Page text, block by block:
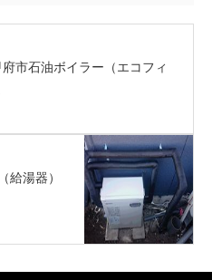
市石油ボイラー（エコフィ
給湯器）